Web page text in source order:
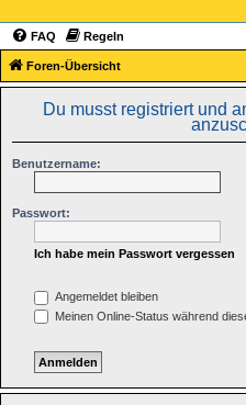
FAQ Regeln
Foren-Übersicht
Du musst registriert und
Benutzername:
Passwort:
Ich habe mein Passwort vergessen
Angemeldet bleiben
Meinen Online-Status während